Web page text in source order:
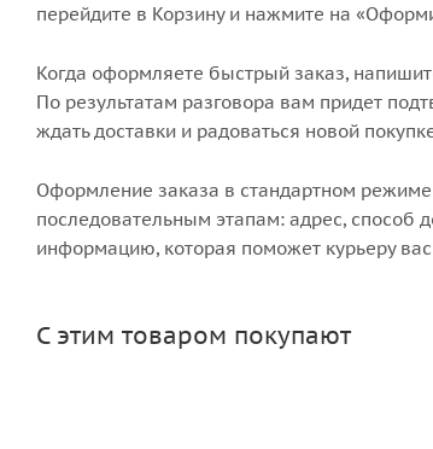
перейдите в Корзину и нажмите на
Когда оформляете быстрый заказ,
По результатам разговора вам придет
ждать доставки и радоваться новой
Оформление заказа в стандартном
последовательным этапам: адрес, способ
информацию, которая поможет курьеру
С этим товаром покупают